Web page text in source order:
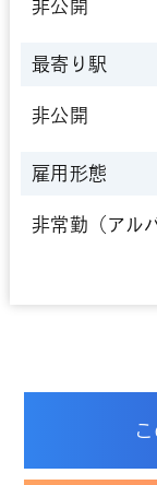
非公開
最寄り駅
非公開
雇用形態
非常勤（アル